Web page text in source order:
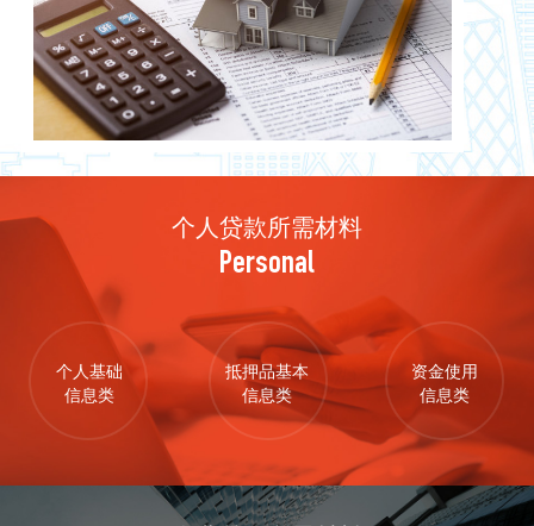
个人贷款所需材料
Personal
个人基础
信息类
抵押品基本
信息类
资金使用
信息类